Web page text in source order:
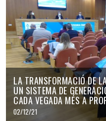
LA TRANSFORMACIÓ DE
UN SISTEMA DE
CADA VEGADA MÉS A
02/12/21